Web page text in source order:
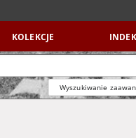
KOLEKCJE
Wyszukiwanie